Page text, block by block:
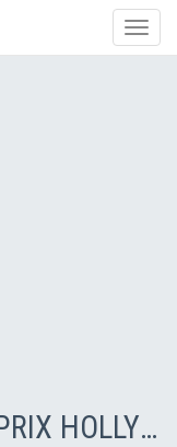
Résultats/Rapports du PRIX HOLLYWOODBETS BRIGHT FUTURE CLASS 5